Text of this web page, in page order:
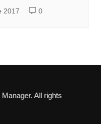
2017 0
All rights